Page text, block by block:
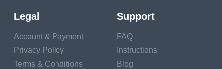
ในความเป็นจริงใน
ใช้รหัส QR สำหรับโซ
เชียลมีเดียนั้นชัดเจน
Legal
Account & Payment
Privacy Policy
Terms & Conditions
Support
FAQ
Instructions
Blog